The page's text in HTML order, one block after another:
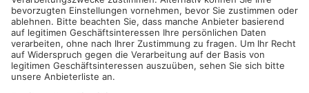
Defizit von 730.000 Euro belastet Trägerverein
Der Streit drehte sich vor allem um das hohe Defizit des
Trägervereins, das sich auf 730.000 Euro beläuft. Die
finanzielle Lage bleibt eine große Herausforderung.
Vorwürfe gegen die Gemeinde führten zum Rücktritt